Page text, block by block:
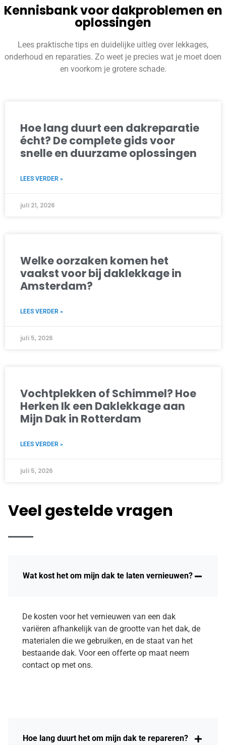
Kennisbank voor dakproblemen en
oplossingen
Lees praktische tips en duidelijke uitleg over lekkages,
onderhoud en reparaties. Zo weet je precies wat je moet doen
en voorkom je grotere schade.
Hoe lang duurt een dakreparatie
écht? De complete gids voor
snelle en duurzame oplossingen
LEES VERDER »
juli 21, 2026
Welke oorzaken komen het
vaakst voor bij daklekkage in
Amsterdam?
LEES VERDER »
juli 5, 2026
Vochtplekken of Schimmel? Hoe
Herken Ik een Daklekkage aan
Mijn Dak in Rotterdam
LEES VERDER »
juli 5, 2026
Veel gestelde vragen
Wat kost het om mijn dak te laten vernieuwen?
De kosten voor het vernieuwen van een dak
variëren afhankelijk van de grootte van het dak, de
materialen die we gebruiken, en de staat van het
bestaande dak. Voor een offerte op maat neem
contact op met ons.
Hoe lang duurt het om mijn dak te repareren?